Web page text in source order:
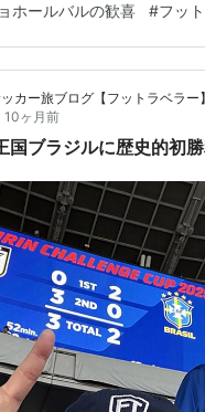
本代表関連 ◆ジョホール
月16日。 日本サッカーに
た今年もやってきた。 W
── そう、「ジョホールバ
シア・ジョホールバル。
ホールバルの歓喜 #フッ
カー旅ブログ【フットラベラー
10ヶ月前
国ブラジルに歴史的初